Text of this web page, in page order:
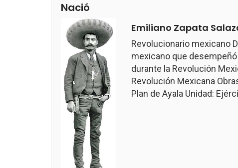
Nació
Emiliano Zapata
Revolucionario mexicano
mexicano que desempeñó
durante la Revolución
Revolución Mexicana
Plan de Ayala Unidad: